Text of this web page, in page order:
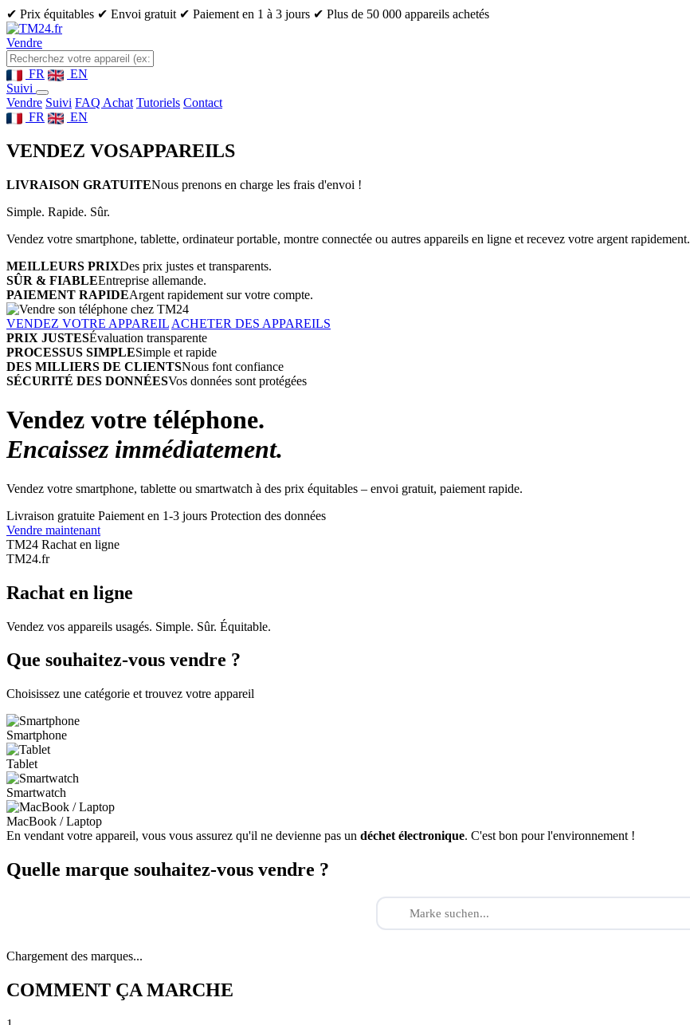
✔ Prix équitables ✔ Envoi gratuit ✔ Paiement en 1 à 3 jours ✔ Plus de 50 000 appareils achetés
Vendre
FR
EN
Suivi
Vendre Suivi FAQ Achat Tutoriels Contact
FR
EN
VENDEZ VOSAPPAREILS
LIVRAISON GRATUITENous prenons en charge les frais d'envoi !
Simple. Rapide. Sûr.
Vendez votre smartphone, tablette, ordinateur portable, montre connectée ou autres appareils en ligne et recevez votre argent rapidement.
MEILLEURS PRIXDes prix justes et transparents.
SÛR & FIABLEEntreprise allemande.
PAIEMENT RAPIDEArgent rapidement sur votre compte.
VENDEZ VOTRE APPAREIL ACHETER DES APPAREILS
PRIX JUSTESÉvaluation transparente
PROCESSUS SIMPLESimple et rapide
DES MILLIERS DE CLIENTSNous font confiance
SÉCURITÉ DES DONNÉESVos données sont protégées
Vendez votre téléphone.
Encaissez immédiatement.
Vendez votre smartphone, tablette ou smartwatch à des prix équitables – envoi gratuit, paiement rapide.
Livraison gratuite Paiement en 1-3 jours Protection des données
Vendre maintenant
TM24 Rachat en ligne
TM24.fr
Rachat en ligne
Vendez vos appareils usagés. Simple. Sûr. Équitable.
Que souhaitez-vous vendre ?
Choisissez une catégorie et trouvez votre appareil
Smartphone
Tablet
Smartwatch
MacBook / Laptop
En vendant votre appareil, vous vous assurez qu'il ne devienne pas un déchet électronique. C'est bon pour l'environnement !
Quelle marque souhaitez-vous vendre ?
Chargement des marques...
COMMENT ÇA MARCHE